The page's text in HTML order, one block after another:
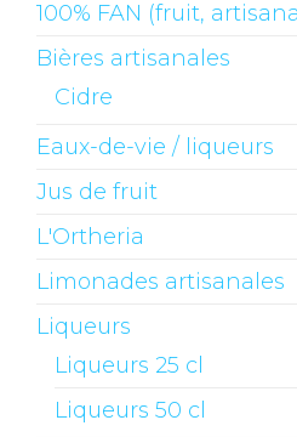
100% FAN (fruit,
Bières artisanales
Cidre
Eaux-de-vie / liqueurs
Jus de fruit
L'Ortheria
Limonades artisanales
Liqueurs
Liqueurs 25 cl
Liqueurs 50 cl